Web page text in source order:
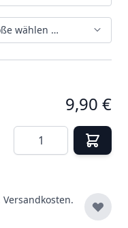
wählen …
9,90 €
Menge
Versandkosten.